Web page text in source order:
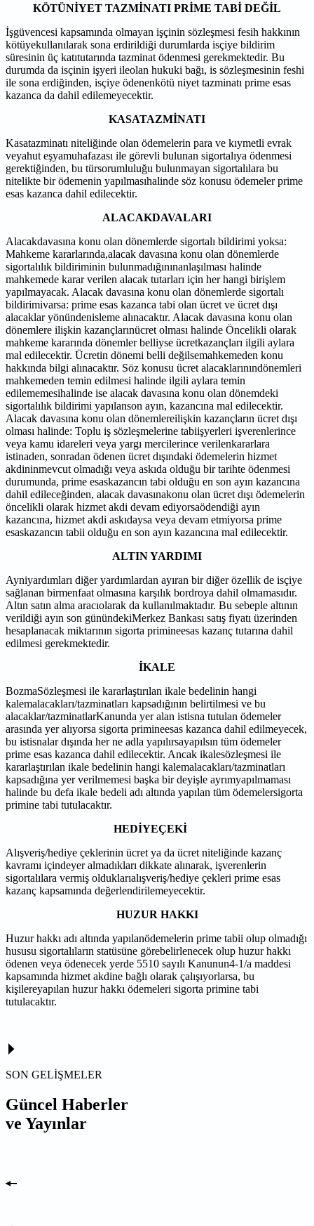
KÖTÜNİYET TAZMİNATI PRİME TABİ DEĞİL
İşgüvencesi kapsamında olmayan işçinin sözleşmesi fesih hakkının
kötüyekullanılarak sona erdirildiği durumlarda isçiye bildirim
süresinin üç katıtutarında tazminat ödenmesi gerekmektedir. Bu
durumda da isçinin işyeri ileolan hukuki bağı, is sözleşmesinin feshi
ile sona erdiğinden, isçiye ödenenkötü niyet tazminatı prime esas
kazanca da dahil edilemeyecektir.
KASATAZMİNATI
Kasatazminatı niteliğinde olan ödemelerin para ve kıymetli evrak
veyahut eşyamuhafazası ile görevli bulunan sigortalıya ödenmesi
gerektiğinden, bu türsorumluluğu bulunmayan sigortalılara bu
nitelikte bir ödemenin yapılmasıhalinde söz konusu ödemeler prime
esas kazanca dahil edilecektir.
ALACAKDAVALARI
Alacakdavasına konu olan dönemlerde sigortalı bildirimi yoksa:
Mahkeme kararlarında,alacak davasına konu olan dönemlerde
sigortalılık bildiriminin bulunmadığınınanlaşılması halinde
mahkemede karar verilen alacak tutarları için her hangi birişlem
yapılmayacak. Alacak davasına konu olan dönemlerde sigortalı
bildirimivarsa: prime esas kazanca tabi olan ücret ve ücret dışı
alacaklar yönündenisleme alınacaktır. Alacak davasına konu olan
dönemlere ilişkin kazançlarınücret olması halinde Öncelikli olarak
mahkeme kararında dönemler belliyse ücretkazançları ilgili aylara
mal edilecektir. Ücretin dönemi belli değilsemahkemeden konu
hakkında bilgi alınacaktır. Söz konusu ücret alacaklarınındönemleri
mahkemeden temin edilmesi halinde ilgili aylara temin
edilememesihalinde ise alacak davasına konu olan dönemdeki
sigortalılık bildirimi yapılanson ayın, kazancına mal edilecektir.
Alacak davasına konu olan dönemlereilişkin kazançların ücret dışı
olması halinde: Toplu iş sözleşmelerine tabiişyerleri işverenlerince
veya kamu idareleri veya yargı mercilerince verilenkararlara
istinaden, sonradan ödenen ücret dışındaki ödemelerin hizmet
akdininmevcut olmadığı veya askıda olduğu bir tarihte ödenmesi
durumunda, prime esaskazancın tabi olduğu en son ayın kazancına
dahil edileceğinden, alacak davasınakonu olan ücret dışı ödemelerin
öncelikli olarak hizmet akdi devam ediyorsaödendiği ayın
kazancına, hizmet akdi askıdaysa veya devam etmiyorsa prime
esaskazancın tabii olduğu en son ayın kazancına mal edilecektir.
ALTIN YARDIMI
Ayniyardımları diğer yardımlardan ayıran bir diğer özellik de isçiye
sağlanan birmenfaat olmasına karşılık bordroya dahil olmamasıdır.
Altın satın alma aracıolarak da kullanılmaktadır. Bu sebeple altının
verildiği ayın son günündekiMerkez Bankası satış fiyatı üzerinden
hesaplanacak miktarının sigorta primineesas kazanç tutarına dahil
edilmesi gerekmektedir.
İKALE
BozmaSözleşmesi ile kararlaştırılan ikale bedelinin hangi
kalemalacakları/tazminatları kapsadığının belirtilmesi ve bu
alacaklar/tazminatlarKanunda yer alan istisna tutulan ödemeler
arasında yer alıyorsa sigorta primineesas kazanca dahil edilmeyecek,
bu istisnalar dışında her ne adla yapılırsayapılsın tüm ödemeler
prime esas kazanca dahil edilecektir. Ancak ikalesözleşmesi ile
kararlaştırılan ikale bedelinin hangi kalemalacakları/tazminatları
kapsadığına yer verilmemesi başka bir deyişle ayrımyapılmaması
halinde bu defa ikale bedeli adı altında yapılan tüm ödemelersigorta
primine tabi tutulacaktır.
HEDİYEÇEKİ
Alışveriş/hediye çeklerinin ücret ya da ücret niteliğinde kazanç
kavramı içindeyer almadıkları dikkate alınarak, işverenlerin
sigortalılara vermiş olduklarıalışveriş/hediye çekleri prime esas
kazanç kapsamında değerlendirilemeyecektir.
HUZUR HAKKI
Huzur hakkı adı altında yapılanödemelerin prime tabii olup olmadığı
hususu sigortalıların statüsüne görebelirlenecek olup huzur hakkı
ödenen veya ödenecek yerde 5510 sayılı Kanunun4-1/a maddesi
kapsamında hizmet akdine bağlı olarak çalışıyorlarsa, bu
kişilereyapılan huzur hakkı ödemeleri sigorta primine tabi
tutulacaktır.
SON GELİŞMELER
Güncel Haberler
ve Yayınlar